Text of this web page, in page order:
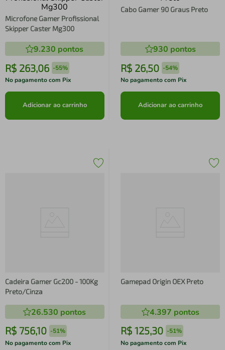
Microfone Gamer Profissional
Skipper Caster Mg300
9.230 pontos
R$ 263,06 -55%
No pagamento com Pix
Adicionar ao carrinho
Cabo Gamer 90 Graus Preto
930 pontos
R$ 26,50 -54%
No pagamento com Pix
Adicionar ao carrinho
Cadeira Gamer Gc200 - 100Kg
Preto/Cinza
26.530 pontos
R$ 756,10 -51%
No pagamento com Pix
Gamepad Origin OEX Preto
4.397 pontos
R$ 125,30 -51%
No pagamento com Pix